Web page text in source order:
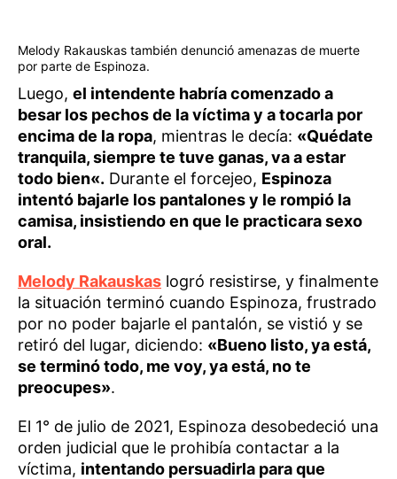
Melody Rakauskas también denunció amenazas de muerte
por parte de Espinoza.
Luego, el intendente habría comenzado a
besar los pechos de la víctima y a tocarla por
encima de la ropa, mientras le decía: «Quédate
tranquila, siempre te tuve ganas, va a estar
todo bien«. Durante el forcejeo, Espinoza
intentó bajarle los pantalones y le rompió la
camisa, insistiendo en que le practicara sexo
oral.
Melody Rakauskas logró resistirse, y finalmente
la situación terminó cuando Espinoza, frustrado
por no poder bajarle el pantalón, se vistió y se
retiró del lugar, diciendo: «Bueno listo, ya está,
se terminó todo, me voy, ya está, no te
preocupes».
El 1° de julio de 2021, Espinoza desobedeció una
orden judicial que le prohibía contactar a la
víctima, intentando persuadirla para que